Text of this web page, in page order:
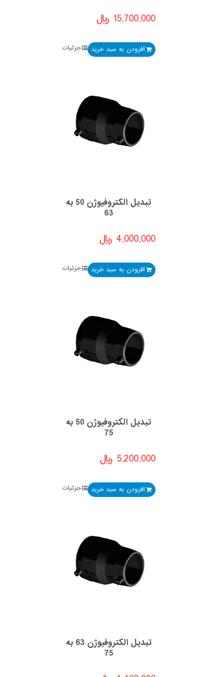
﷼ 15,700,000
افزودن به سبد خرید جزئیات
تبدیل الکتروفیوژن 50 به
63
﷼ 4,000,000
افزودن به سبد خرید جزئیات
تبدیل الکتروفیوژن 50 به
75
﷼ 5,200,000
افزودن به سبد خرید جزئیات
تبدیل الکتروفیوژن 63 به
75